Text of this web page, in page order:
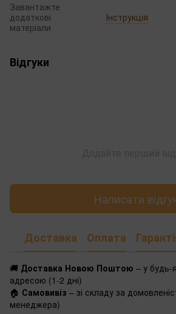
Завантажте
додаткові
матеріали
Інструкція
Відгуки
Написати
Доставка Оплата
🚚 Доставка Новою Поштою – у будь-
адресою (1-2 дні)
🏠 Самовивіз – зі складу за
менеджера)